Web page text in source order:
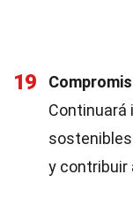
19
y contribuir